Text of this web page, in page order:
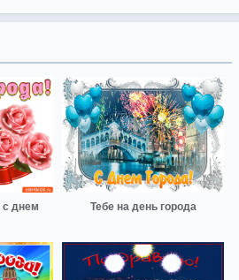
днем
Тебе на день города